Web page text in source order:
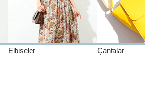
Elbiseler Çantalar